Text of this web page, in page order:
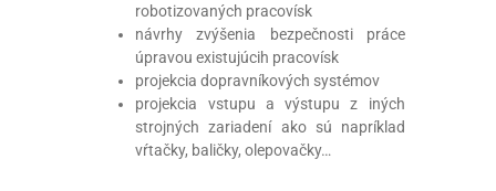
robotizovaných pracovísk
návrhy zvýšenia bezpečnosti práce
úpravou existujúcih pracovísk
projekcia dopravníkových systémov
projekcia vstupu a výstupu z iných
strojných zariadení ako sú napríklad
vŕtačky, baličky, olepovačky…